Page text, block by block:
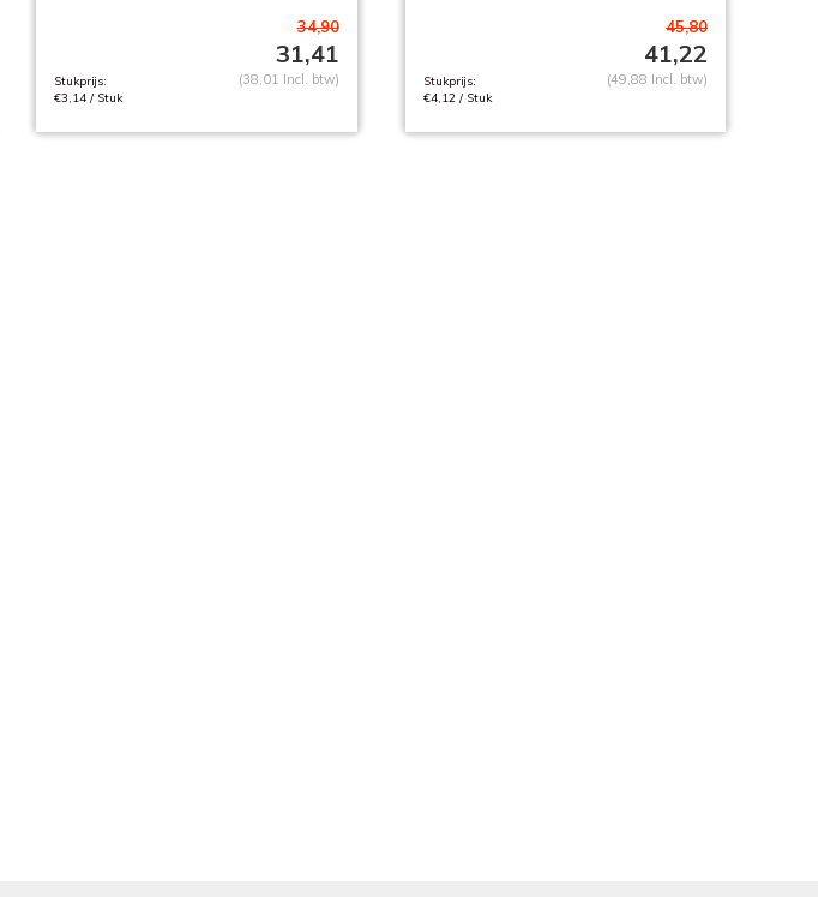
34,90
31,41
Stukprijs:
€3,14 / Stuk
(38,01 Incl. btw)
45,80
41,22
Stukprijs:
€4,12 / Stuk
(49,88 Incl. btw)